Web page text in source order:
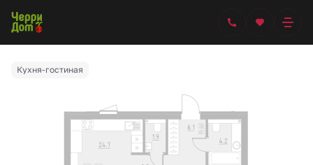
2-комнатная Цена по запросу
Ипотека
Кухня-гостиная